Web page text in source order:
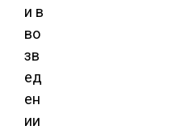
и в
во
зв
ед
ен
ии